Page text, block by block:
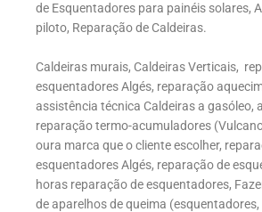
de Esquentadores para painéis solares,
piloto, Reparação de Caldeiras.
Caldeiras murais, Caldeiras Verticais,
esquentadores Algés, reparação
assistência técnica Caldeiras a gasóleo,
reparação termo-acumuladores
oura marca que o cliente escolher,
esquentadores Algés, reparação de
horas reparação de esquentadores,
de aparelhos de queima